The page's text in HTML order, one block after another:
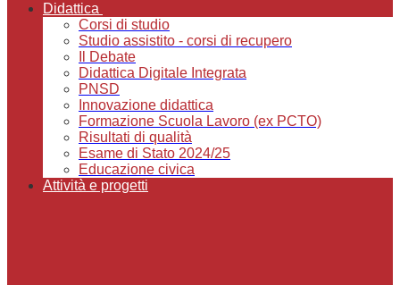
Didattica
Corsi di studio
Studio assistito - corsi di recupero
Il Debate
Didattica Digitale Integrata
PNSD
Innovazione didattica
Formazione Scuola Lavoro (ex PCTO)
Risultati di qualità
Esame di Stato 2024/25
Educazione civica
Attività e progetti